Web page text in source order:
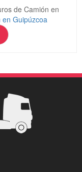
de Camión en
Guipúzcoa